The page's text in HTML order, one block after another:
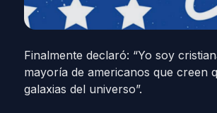
Finalmente declaró: “Yo soy
mayoría de americanos que creen
galaxias del universo”.